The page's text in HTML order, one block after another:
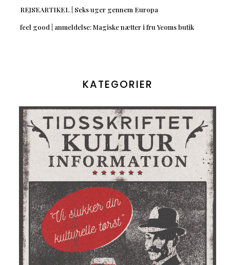
REJSEARTIKEL | Seks uger gennem Europa
feel good | anmeldelse: Magiske nætter i fru Yeoms butik
KATEGORIER